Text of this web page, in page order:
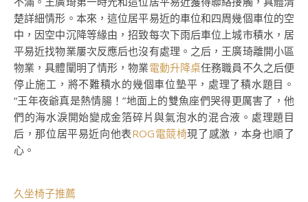
楚詳細情形。本來，這位居平易近的車位和四周幾個車位的空
中，因空中沉降等緣由，招致每次下雨后車位上城市積水，居
平易近找物業屢次反應后也沒有處理。之后，王廣琦離開小區
物業，具體闡明了情形，物業電動升降桌任務職員不久之后便
停止施工，將不難積水的幾個車位墊平，處理了積水題目。
“王年夜爺真是熱情腸！”地面上的雙魚座們哭得更厲害了，他
們的海水淚開始變成金箔碎片與氣泡水的混合液。處理題目
后，那位居平易近向他表ROG電競椅現了感激，本身也順了
心。
久坐椅子推薦